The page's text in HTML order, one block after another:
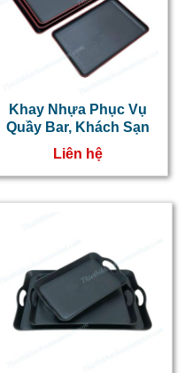
Khay Nhựa Phục Vụ
Quầy Bar, Khách Sạn
Liên hệ